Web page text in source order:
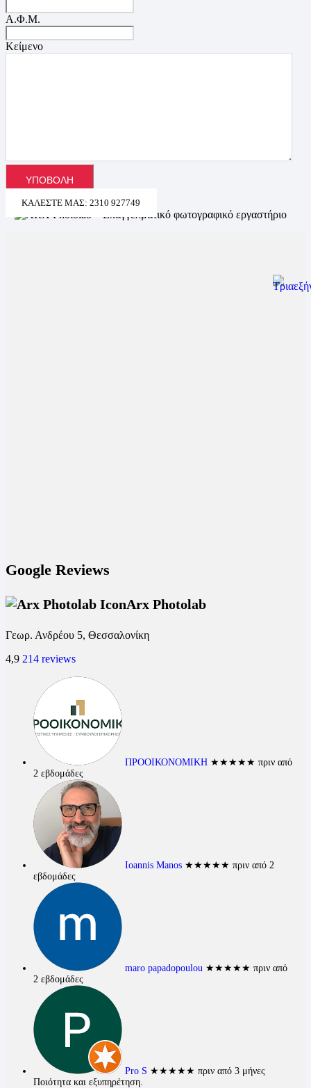
Α.Φ.Μ.
Κείμενο
ΚΑΛΈΣΤΕ ΜΑΣ: 2310 927749
Google Reviews
Arx Photolab
Γεωρ. Ανδρέου 5, Θεσσαλονίκη
4,9 214 reviews
ΠΡΟΟΙΚΟΝΟΜΙΚΗ ★★★★★ πριν από
2 εβδομάδες
Ioannis Manos ★★★★★ πριν από 2
εβδομάδες
maro papadopoulou ★★★★★ πριν από
2 εβδομάδες
Pro S ★★★★★ πριν από 3 μήνες
Ποιότητα και εξυπηρέτηση.